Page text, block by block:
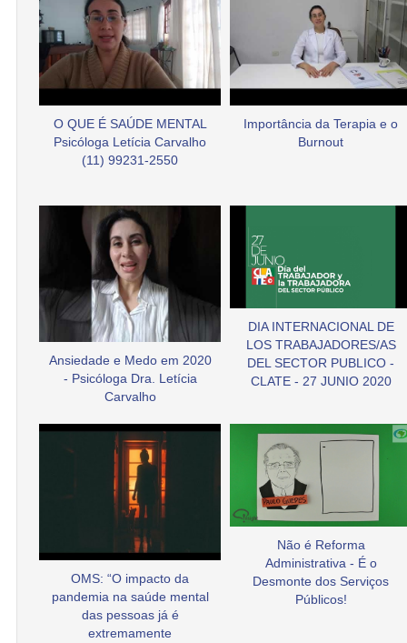
O QUE É SAÚDE MENTAL
Psicóloga Letícia Carvalho
(11) 99231-2550
Importância da Terapia e o
Burnout
Ansiedade e Medo em 2020
- Psicóloga Dra. Letícia
Carvalho
DIA INTERNACIONAL DE
LOS TRABAJADORES/AS
DEL SECTOR PUBLICO -
CLATE - 27 JUNIO 2020
OMS: “O impacto da
pandemia na saúde mental
das pessoas já é
extremamente
Não é Reforma
Administrativa - É o
Desmonte dos Serviços
Públicos!